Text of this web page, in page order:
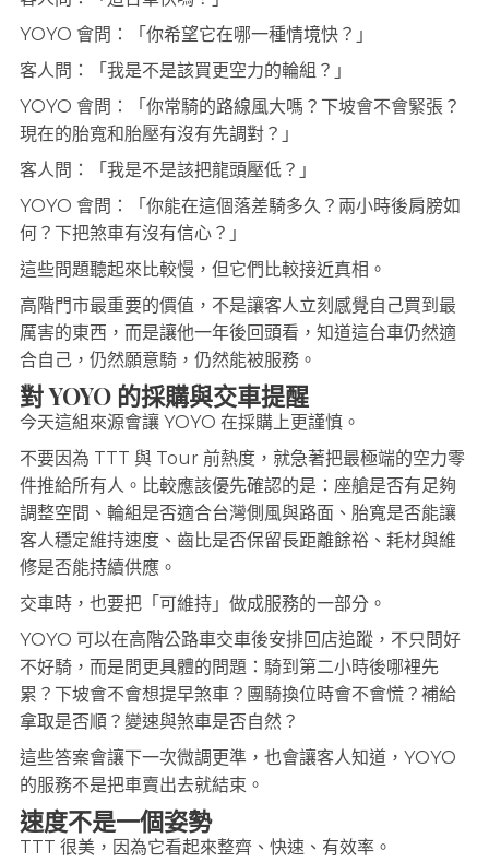
YOYO 會問：「你希望它在哪一種情境快？」
客人問：「我是不是該買更空力的輪組？」
YOYO 會問：「你常騎的路線風大嗎？下坡會不會緊張？
現在的胎寬和胎壓有沒有先調對？」
客人問：「我是不是該把龍頭壓低？」
YOYO 會問：「你能在這個落差騎多久？兩小時後肩膀如
何？下把煞車有沒有信心？」
這些問題聽起來比較慢，但它們比較接近真相。
高階門市最重要的價值，不是讓客人立刻感覺自己買到最
厲害的東西，而是讓他一年後回頭看，知道這台車仍然適
合自己，仍然願意騎，仍然能被服務。
對 YOYO 的採購與交車提醒
今天這組來源會讓 YOYO 在採購上更謹慎。
不要因為 TTT 與 Tour 前熱度，就急著把最極端的空力零
件推給所有人。比較應該優先確認的是：座艙是否有足夠
調整空間、輪組是否適合台灣側風與路面、胎寬是否能讓
客人穩定維持速度、齒比是否保留長距離餘裕、耗材與維
修是否能持續供應。
交車時，也要把「可維持」做成服務的一部分。
YOYO 可以在高階公路車交車後安排回店追蹤，不只問好
不好騎，而是問更具體的問題：騎到第二小時後哪裡先
累？下坡會不會想提早煞車？團騎換位時會不會慌？補給
拿取是否順？變速與煞車是否自然？
這些答案會讓下一次微調更準，也會讓客人知道，YOYO
的服務不是把車賣出去就結束。
速度不是一個姿勢
TTT 很美，因為它看起來整齊、快速、有效率。